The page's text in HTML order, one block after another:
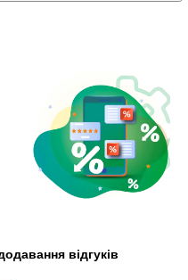
відгуків